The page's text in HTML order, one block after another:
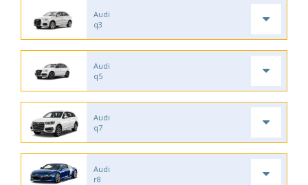
Audi
q3
Audi
q5
Audi
q7
Audi
r8